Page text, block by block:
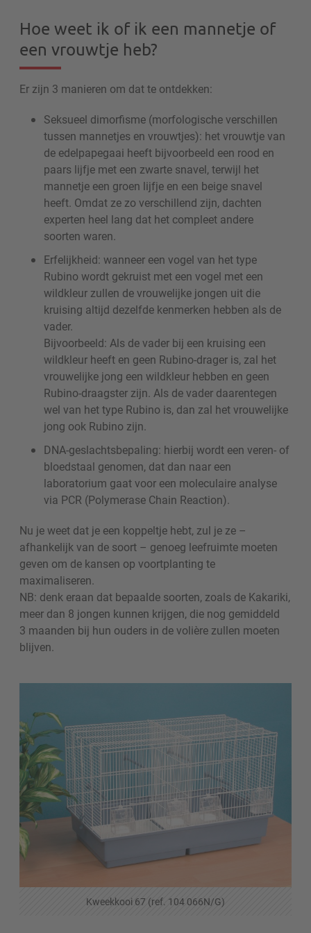
Hoe weet ik of ik een mannetje of
een vrouwtje heb?
Er zijn 3 manieren om dat te ontdekken:
Seksueel dimorfisme (morfologische verschillen
tussen mannetjes en vrouwtjes): het vrouwtje van
de edelpapegaai heeft bijvoorbeeld een rood en
paars lijfje met een zwarte snavel, terwijl het
mannetje een groen lijfje en een beige snavel
heeft. Omdat ze zo verschillend zijn, dachten
experten heel lang dat het compleet andere
soorten waren.
Erfelijkheid: wanneer een vogel van het type
Rubino wordt gekruist met een vogel met een
wildkleur zullen de vrouwelijke jongen uit die
kruising altijd dezelfde kenmerken hebben als de
vader.
Bijvoorbeeld: Als de vader bij een kruising een
wildkleur heeft en geen Rubino-drager is, zal het
vrouwelijke jong een wildkleur hebben en geen
Rubino-draagster zijn. Als de vader daarentegen
wel van het type Rubino is, dan zal het vrouwelijke
jong ook Rubino zijn.
DNA-geslachtsbepaling: hierbij wordt een veren- of
bloedstaal genomen, dat dan naar een
laboratorium gaat voor een moleculaire analyse
via PCR (Polymerase Chain Reaction).
Nu je weet dat je een koppeltje hebt, zul je ze –
afhankelijk van de soort – genoeg leefruimte moeten
geven om de kansen op voortplanting te
maximaliseren.
NB: denk eraan dat bepaalde soorten, zoals de Kakariki,
meer dan 8 jongen kunnen krijgen, die nog gemiddeld
3 maanden bij hun ouders in de volière zullen moeten
blijven.
Kweekkooi 67 (ref. 104 066N/G)